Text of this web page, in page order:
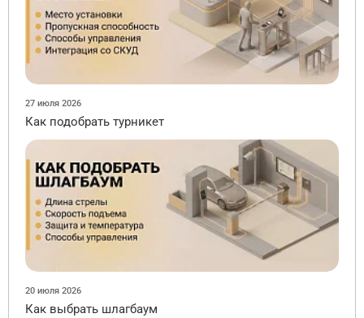
27 июля 2026
Как подобрать турникет
20 июля 2026
Как выбрать шлагбаум